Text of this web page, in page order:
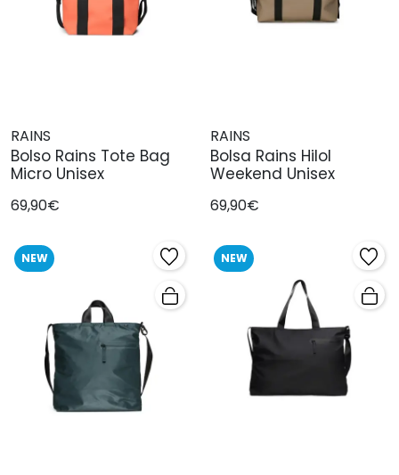
RAINS
Bolso Rains Tote Bag
Micro Unisex
69,90€
RAINS
Bolsa Rains Hilol
Weekend Unisex
69,90€
NEW NEW